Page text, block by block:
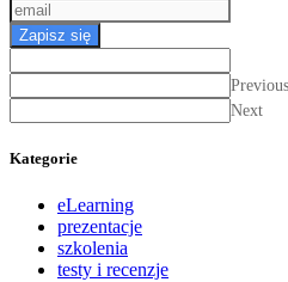
Zapisz się
Previous
Next
Kategorie
eLearning
prezentacje
szkolenia
testy i recenzje